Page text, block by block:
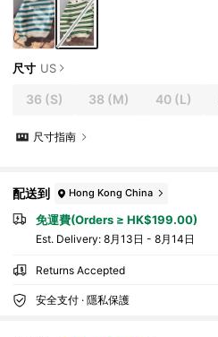
尺寸 US
36 (S) 38 (M) 40(L)
尺寸指南
配送到 Hong Kong China
免運費(Orders ≥ HK$199.00)
​Est. Delivery: 8月13日 - 8月14日
Returns Accepted
安全支付 · 隱私保護